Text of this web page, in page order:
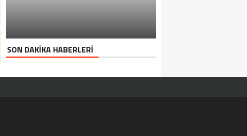
SON DAKİKA HABERLERİ